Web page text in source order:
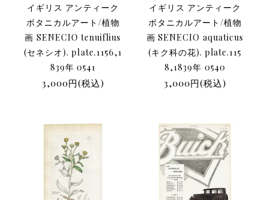
イギリス アンティーク
ボタニカルアート/植物
画 SENECIO tenuiflius
(セネシオ). plate.1156,1
839年 0541
3,000円(税込)
イギリス アンティーク
ボタニカルアート/植物
画 SENECIO aquaticus
(キク科の花). plate.115
8,1839年 0540
3,000円(税込)